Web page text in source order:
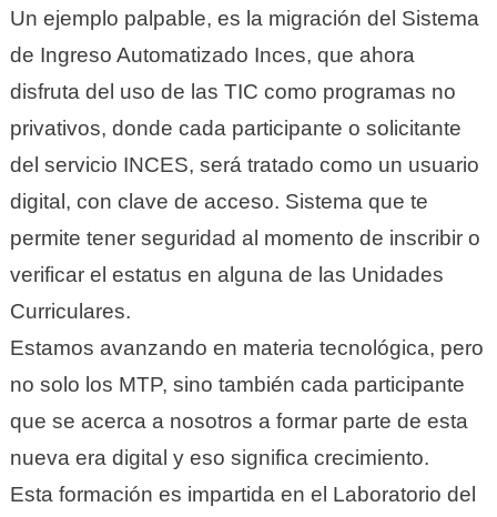
Un ejemplo palpable, es la migración del Sistema
de Ingreso Automatizado Inces, que ahora
disfruta del uso de las TIC como programas no
privativos, donde cada participante o solicitante
del servicio INCES, será tratado como un usuario
digital, con clave de acceso. Sistema que te
permite tener seguridad al momento de inscribir o
verificar el estatus en alguna de las Unidades
Curriculares.
Estamos avanzando en materia tecnológica, pero
no solo los MTP, sino también cada participante
que se acerca a nosotros a formar parte de esta
nueva era digital y eso significa crecimiento.
Esta formación es impartida en el Laboratorio del